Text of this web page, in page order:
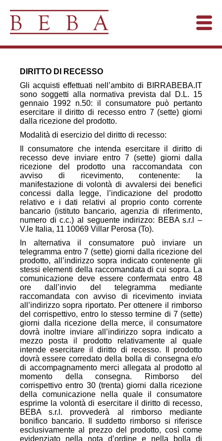
DIRITTO DI RECESSO
Gli acquisti effettuati nell’ambito di BIRRABEBA.IT
sono soggetti alla normativa prevista dal D.L. 15
gennaio 1992 n.50: il consumatore può pertanto
esercitare il diritto di recesso entro 7 (sette) giorni
dalla ricezione del prodotto.
Modalità di esercizio del diritto di recesso:
Il consumatore che intenda esercitare il diritto di
recesso deve inviare entro 7 (sette) giorni dalla
ricezione del prodotto una raccomandata con
avviso di ricevimento, contenente: la
manifestazione di volontà di avvalersi dei benefici
concessi dalla legge, l’indicazione del prodotto
relativo e i dati relativi al proprio conto corrente
bancario (istituto bancario, agenzia di riferimento,
numero di c.c.) al seguente indirizzo: BEBA s.r.l –
V.le Italia, 11 10069 Villar Perosa (To).
In alternativa il consumatore può inviare un
telegramma entro 7 (sette) giorni dalla ricezione del
prodotto, all’indirizzo sopra indicato contenente gli
stessi elementi della raccomandata di cui sopra. La
comunicazione deve essere confermata entro 48
ore dall’invio del telegramma mediante
raccomandata con avviso di ricevimento inviata
all’indirizzo sopra riportato. Per ottenere il rimborso
del corrispettivo, entro lo stesso termine di 7 (sette)
giorni dalla ricezione della merce, il consumatore
dovrà inoltre inviare all’indirizzo sopra indicato a
mezzo posta il prodotto relativamente al quale
intende esercitare il diritto di recesso. Il prodotto
dovrà essere corredato della bolla di consegna e/o
di accompagnamento merci allegata al prodotto al
momento della consegna. Rimborso del
corrispettivo entro 30 (trenta) giorni dalla ricezione
della comunicazione nella quale il consumatore
esprime la volontà di esercitare il diritto di recesso,
BEBA s.r.l. provvederà al rimborso mediante
bonifico bancario. Il suddetto rimborso si riferisce
esclusivamente al prezzo del prodotto, così come
evidenziato nella nota d’ordine e nella bolla di